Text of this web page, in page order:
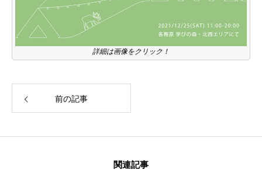
詳細は画像をクリック！
前の記事
関連記事